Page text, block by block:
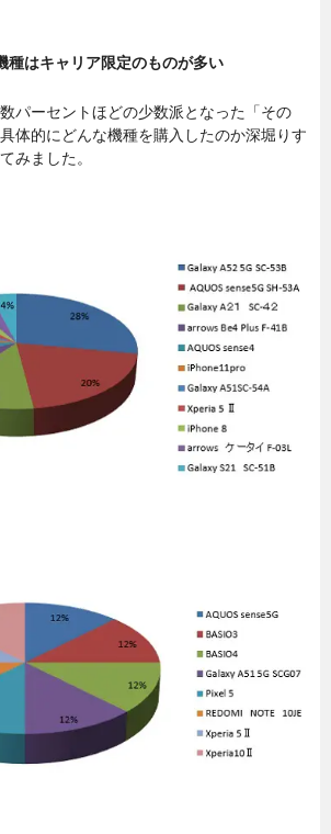
種はキャリア限定のものが多い
パーセントほどの少数派となった「その
体的にどんな機種を購入したのか深堀りす
みました。